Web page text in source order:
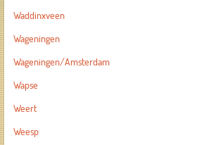
Waddinxveen
Wageningen
Wageningen/Amsterdam
Wapse
Weert
Weesp